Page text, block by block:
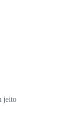
jeito